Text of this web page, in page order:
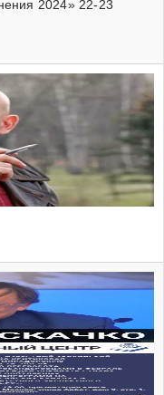
2024» 22-23